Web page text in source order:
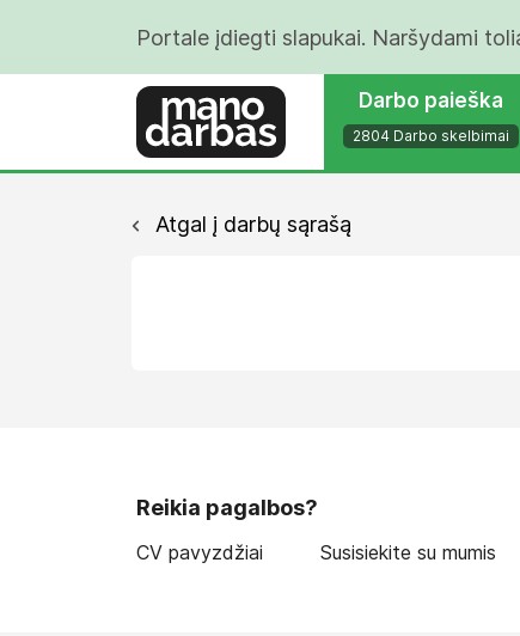
Portale įdiegti slapukai. Naršydami
Darbo paieška
2804 Darbo skelbimai
Atgal į darbų sąrašą
Reikia pagalbos?
CV pavyzdžiai Susisiekite su mumis